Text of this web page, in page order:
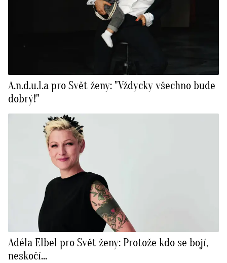
A.n.d.u.l.a pro Svět ženy: "Vždycky všechno bude
dobrý!"
Adéla Elbel pro Svět ženy: Protože kdo se bojí,
neskočí...